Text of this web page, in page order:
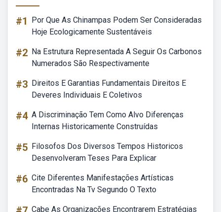
#1
Por Que As Chinampas Podem Ser Consideradas
Hoje Ecologicamente Sustentáveis
#2 Na Estrutura Representada A Seguir Os Carbonos
Numerados São Respectivamente
#3 Direitos E Garantias Fundamentais Direitos E
Deveres Individuais E Coletivos
#4 A Discriminação Tem Como Alvo Diferenças
Internas Historicamente Construídas
#5 Filosofos Dos Diversos Tempos Historicos
Desenvolveram Teses Para Explicar
#6 Cite Diferentes Manifestações Artísticas
Encontradas Na Tv Segundo O Texto
Cabe As Organizações Encontrarem Estratégias